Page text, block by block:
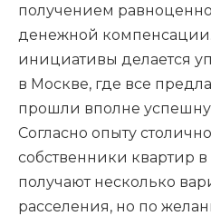
получением
денежной
инициативы делается
в Москве, где все
прошли вполне
Согласно опыту
собственники квартир
получают несколько
расселения, но по